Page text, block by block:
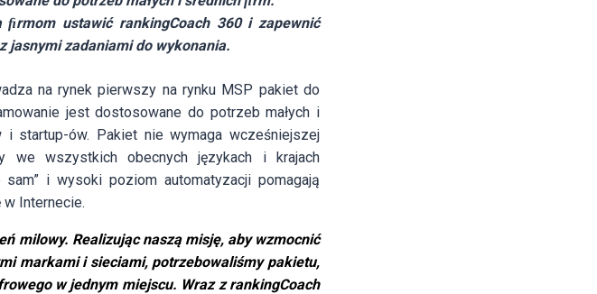
ustawić rankingCoach 360 i zapewnić
jasnymi zadaniami do wykonania.
na rynek pierwszy na rynku MSP pakiet do
jest dostosowane do potrzeb małych i
i startup-ów. Pakiet nie wymaga wcześniejszej
we wszystkich obecnych językach i krajach
i wysoki poziom automatyzacji pomagają
Internecie.
milowy. Realizując naszą misję, aby wzmocnić
markami i sieciami, potrzebowaliśmy pakietu,
w jednym miejscu. Wraz z rankingCoach